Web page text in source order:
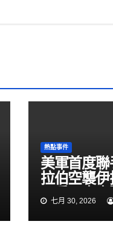
熱點事件
美軍首度
拉伯空襲
民兵！中東
七月 30, 2026